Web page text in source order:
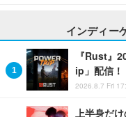
インディー
『Rust』
ip」配信！
2026.8.7 Fri
上半身だ